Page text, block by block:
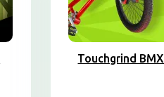
Touchgrind BMX